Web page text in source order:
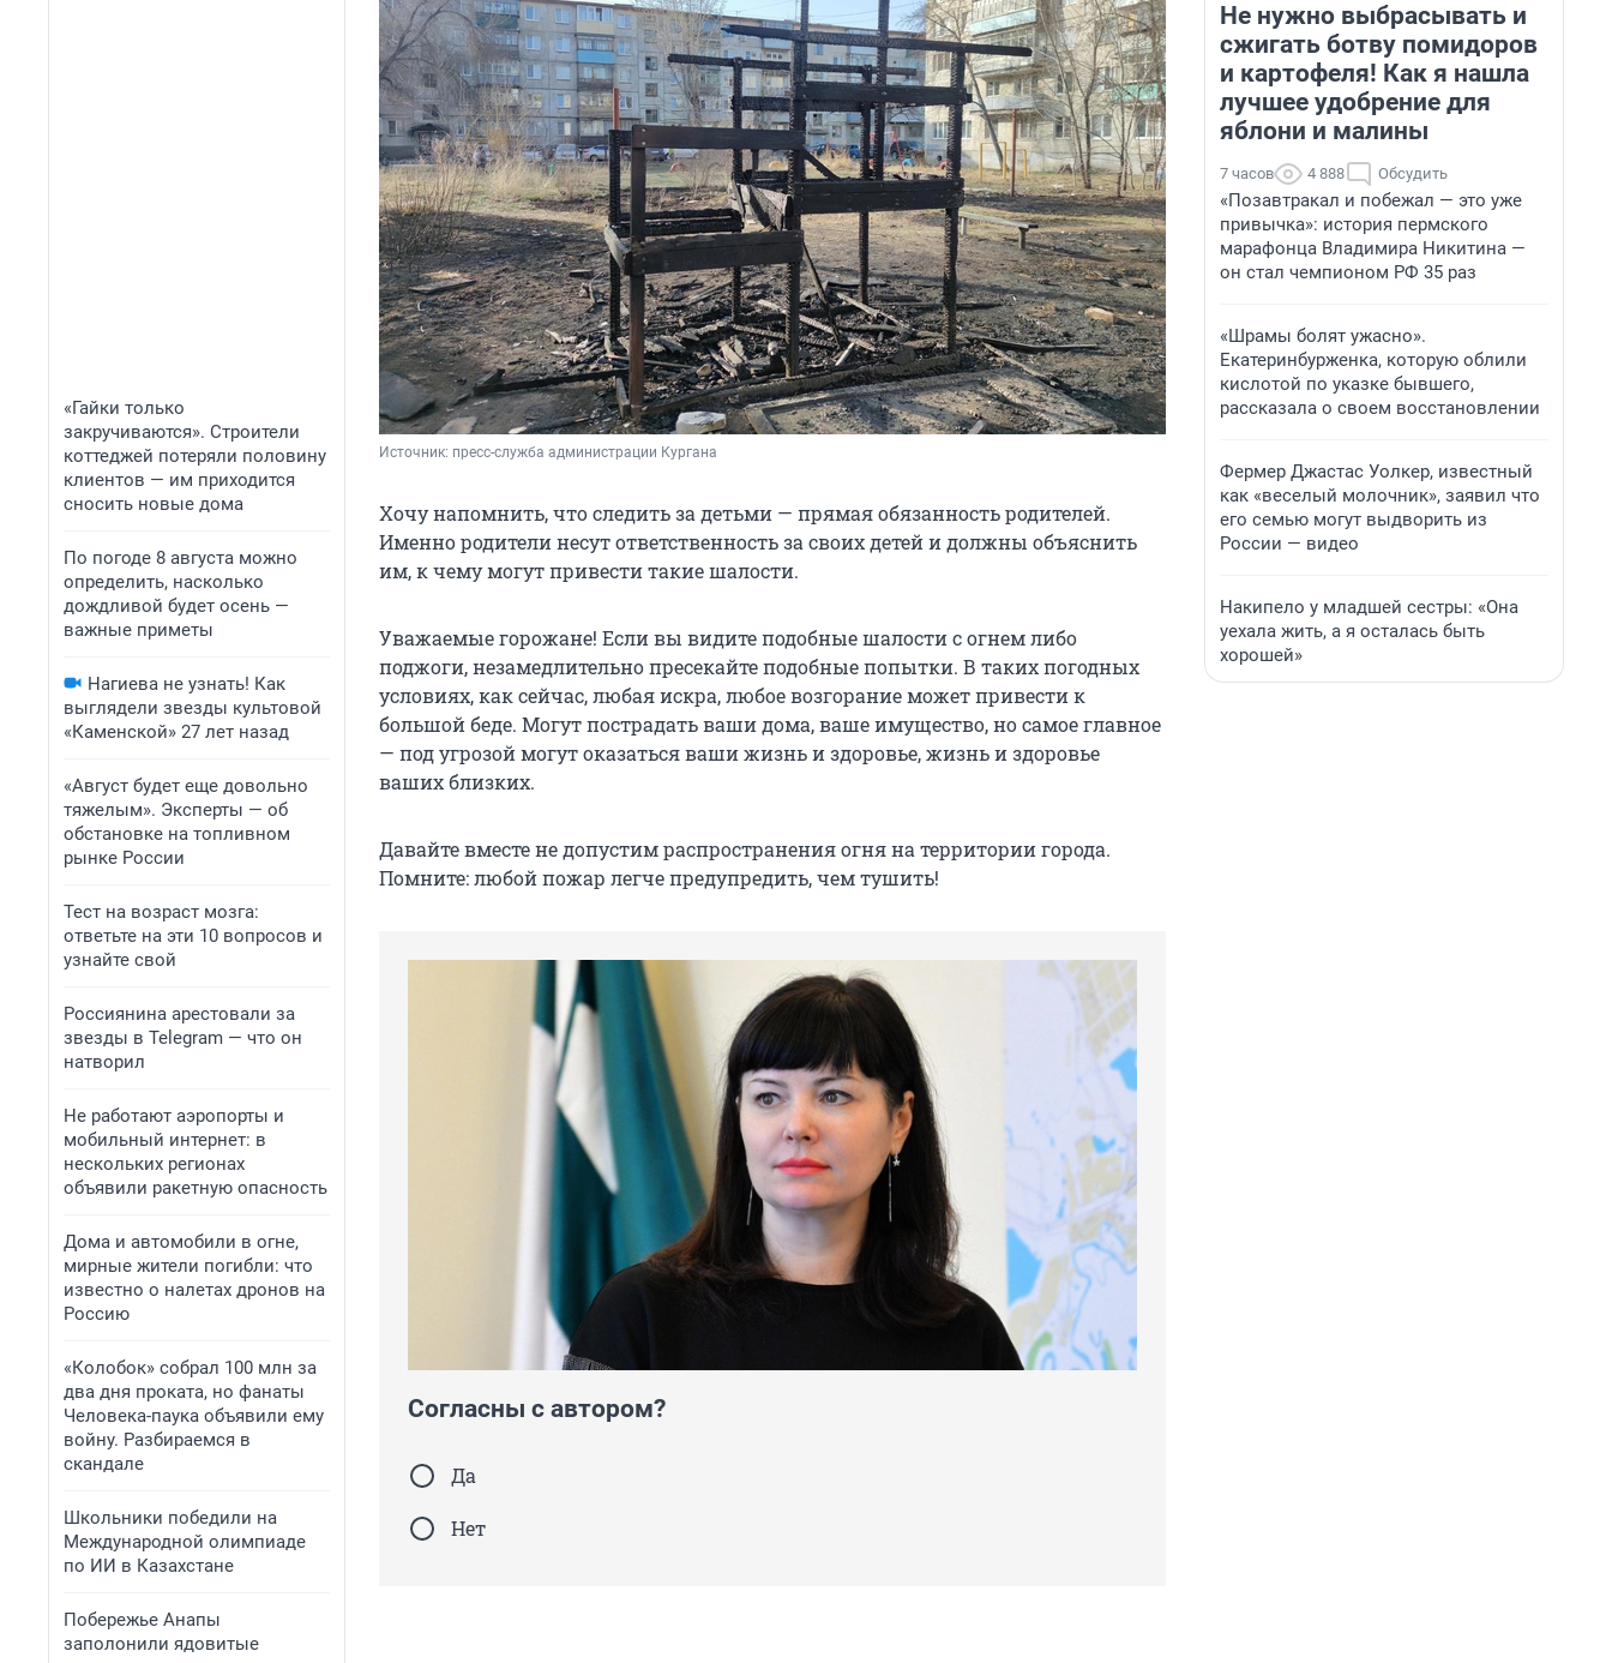
«Гайки только
закручиваются». Строители
коттеджей потеряли половину
клиентов — им приходится
сносить новые дома
По погоде 8 августа можно
определить, насколько
дождливой будет осень —
важные приметы
Нагиева не узнать! Как
выглядели звезды культовой
«Каменской» 27 лет назад
«Август будет еще довольно
тяжелым». Эксперты — об
обстановке на топливном
рынке России
Тест на возраст мозга:
ответьте на эти 10 вопросов и
узнайте свой
Россиянина арестовали за
звезды в Telegram — что он
натворил
Не работают аэропорты и
мобильный интернет: в
нескольких регионах
объявили ракетную опасность
Дома и автомобили в огне,
мирные жители погибли: что
известно о налетах дронов на
Россию
«Колобок» собрал 100 млн за
два дня проката, но фанаты
Человека-паука объявили ему
войну. Разбираемся в
скандале
Школьники победили на
Международной олимпиаде
по ИИ в Казахстане
Побережье Анапы
заполонили ядовитые
Источник: пресс-служба администрации Кургана
Хочу напомнить, что следить за детьми — прямая обязанность родителей.
Именно родители несут ответственность за своих детей и должны объяснить
им, к чему могут привести такие шалости.
Уважаемые горожане! Если вы видите подобные шалости с огнем либо
поджоги, незамедлительно пресекайте подобные попытки. В таких погодных
условиях, как сейчас, любая искра, любое возгорание может привести к
большой беде. Могут пострадать ваши дома, ваше имущество, но самое главное
— под угрозой могут оказаться ваши жизнь и здоровье, жизнь и здоровье
ваших близких.
Давайте вместе не допустим распространения огня на территории города.
Помните: любой пожар легче предупредить, чем тушить!
Согласны с автором?
Да
Нет
Не нужно выбрасывать и
сжигать ботву помидоров
и картофеля! Как я нашла
лучшее удобрение для
яблони и малины
7 часов 4 888 Обсудить
«Позавтракал и побежал — это уже
привычка»: история пермского
марафонца Владимира Никитина —
он стал чемпионом РФ 35 раз
«Шрамы болят ужасно».
Екатеринбурженка, которую облили
кислотой по указке бывшего,
рассказала о своем восстановлении
Фермер Джастас Уолкер, известный
как «веселый молочник», заявил что
его семью могут выдворить из
России — видео
Накипело у младшей сестры: «Она
уехала жить, а я осталась быть
хорошей»